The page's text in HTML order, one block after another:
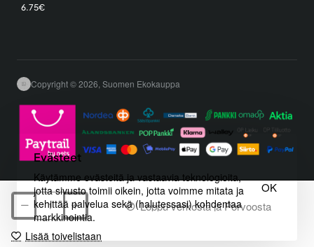
Evästeet
Käytämme evästeitä ja vastaavia teknologioita,
jotta sivusto toimii oikein, jotta voimme mitata ja
kehittää palvelua sekä (halutessasi) kohdentaa
markkinointia.
OK
Loppu verkosta ja Porvoosta
Lisää toivelistaan
6.75€
Copyright © 2026, Suomen Ekokauppa